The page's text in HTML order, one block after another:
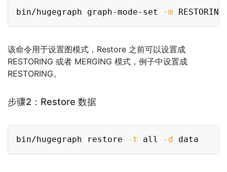
bin/hugegraph graph-mode-set -m Copy
该命令用于设置图模式，Restore 之前可以设置成
RESTORING 或者 MERGING 模式，例子中设置成
RESTORING。
步骤2：Restore 数据
bin/hugegraph restore -t all -d